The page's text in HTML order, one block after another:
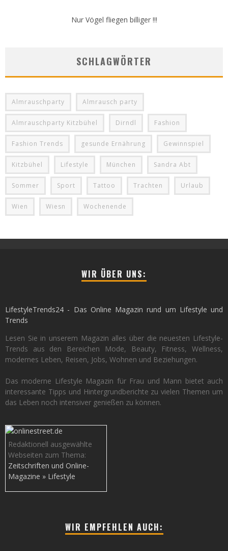
Nur Vögel fliegen billiger !!!
SCHLAGWÖRTER
Almrauschparty Almrausch party
Almrauschparty Kitzbühel Dirndl Fashion
Fashion Trends gesunde Ernährung Gewinnspiel
Kitzbühel Lifestyle München Sandra Abt
Sommer Sport Tattoo Trachten Urlaub
Wien Wiesn Wochenende
WIR ÜBER UNS:
LifestyleTrends24 - Das Online Magazin rund um Lifestyle und
Trends
Lesen Sie in unserem Magazin alles über die neuesten Lifestyle-
Trends aus den Bereichen Mode, Beauty, Fitness, Wellness,
modernes Leben, Reisen, Jobs, Wohnen und Beziehungen.
Das moderne Lifestyle Magazin für Frau und Mann bietet auch
interessante Tipps und Hintergrundberichte zu vielen Themen um
das Leben noch intensiver genießen zu können.
Redaktionell ausgewählte
Webseiten zum Thema:
Zeitschriften und Online-
Magazine » Lifestyle
WIR EMPFEHLEN AUCH: